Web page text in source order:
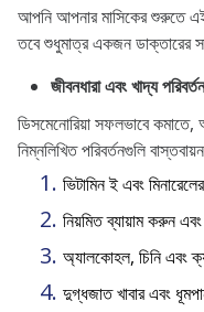
আপনি আপনার মাসিকের শুরুতে
তবে শুধুমাত্র একজন ডাক্তারের
জীবনধারা এবং খাদ্য
ডিসমেনোরিয়া সফলভাবে কমাতে,
নিম্নলিখিত পরিবর্তনগুলি
ভিটামিন ই এবং
নিয়মিত ব্যায়াম করুন
অ্যালকোহল, চিনি এবং
দুগ্ধজাত খাবার এবং